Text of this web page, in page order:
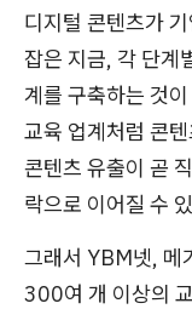
디지털 콘텐츠가
잡은 지금, 각 단계
계를 구축하는 것
교육 업계처럼 콘
콘텐츠 유출이 곧
락으로 이어질 수
그래서 YBM넷, 메
300여 개 이상의